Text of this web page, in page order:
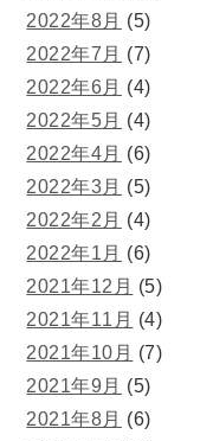
2022年8月 (5)
2022年7月 (7)
2022年6月 (4)
2022年5月 (4)
2022年4月 (6)
2022年3月 (5)
2022年2月 (4)
2022年1月 (6)
2021年12月 (5)
2021年11月 (4)
2021年10月 (7)
2021年9月 (5)
2021年8月 (6)